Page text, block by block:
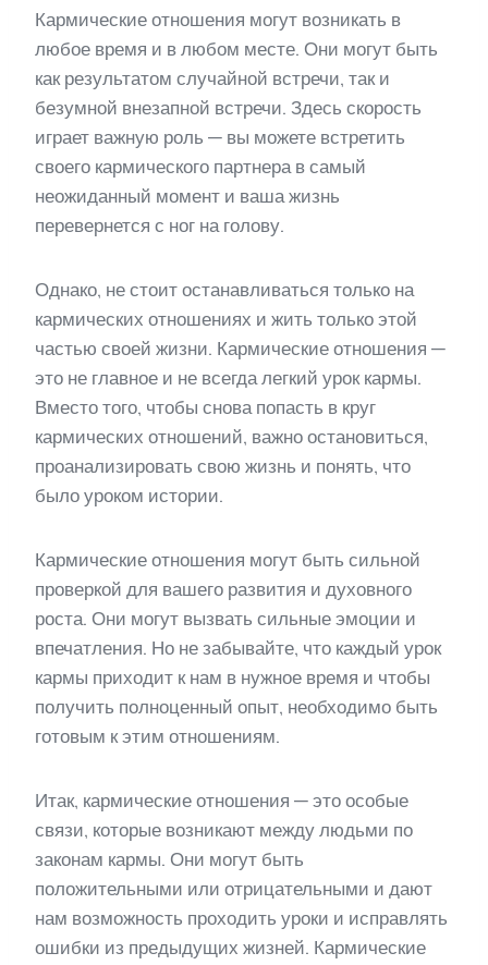
Кармические отношения могут возникать в
любое время и в любом месте. Они могут быть
как результатом случайной встречи, так и
безумной внезапной встречи. Здесь скорость
играет важную роль — вы можете встретить
своего кармического партнера в самый
неожиданный момент и ваша жизнь
перевернется с ног на голову.
Однако, не стоит останавливаться только на
кармических отношениях и жить только этой
частью своей жизни. Кармические отношения —
это не главное и не всегда легкий урок кармы.
Вместо того, чтобы снова попасть в круг
кармических отношений, важно остановиться,
проанализировать свою жизнь и понять, что
было уроком истории.
Кармические отношения могут быть сильной
проверкой для вашего развития и духовного
роста. Они могут вызвать сильные эмоции и
впечатления. Но не забывайте, что каждый урок
кармы приходит к нам в нужное время и чтобы
получить полноценный опыт, необходимо быть
готовым к этим отношениям.
Итак, кармические отношения — это особые
связи, которые возникают между людьми по
законам кармы. Они могут быть
положительными или отрицательными и дают
нам возможность проходить уроки и исправлять
ошибки из предыдущих жизней. Кармические